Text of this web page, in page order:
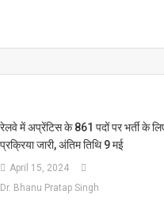
रेलवे में अप्रेंटिस के 861 पदों पर भर्ती के
प्रक्रिया जारी, अंतिम तिथि 9 मई
April 15, 2024
Dr. Bhanu Pratap Singh